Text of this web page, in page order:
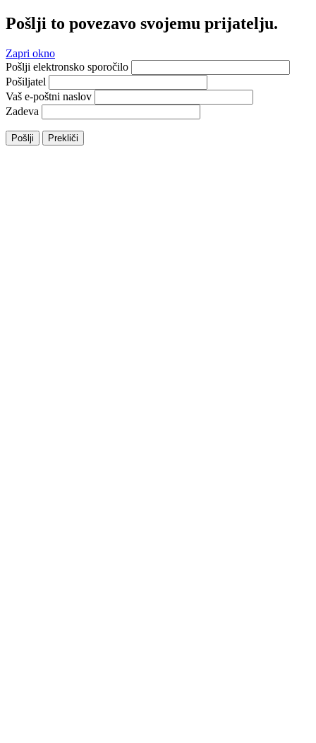
Pošlji to povezavo svojemu prijatelju.
Zapri okno
Pošlji elektronsko sporočilo
Pošiljatel
Vaš e-poštni naslov
Zadeva
Pošlji Prekliči